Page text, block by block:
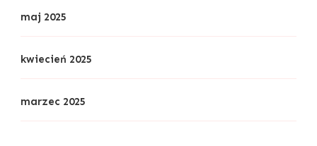
maj 2025
kwiecień 2025
marzec 2025